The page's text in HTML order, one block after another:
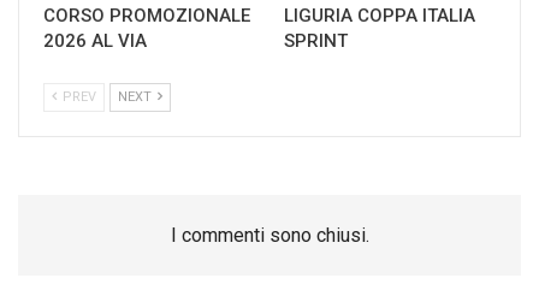
CORSO PROMOZIONALE
2026 AL VIA
LIGURIA COPPA ITALIA
SPRINT
PREV NEXT
I commenti sono chiusi.